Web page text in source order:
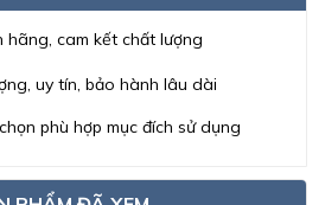
hãng, cam kết chất lượng
uy tín, bảo hành lâu dài
phù hợp mục đích sử dụng